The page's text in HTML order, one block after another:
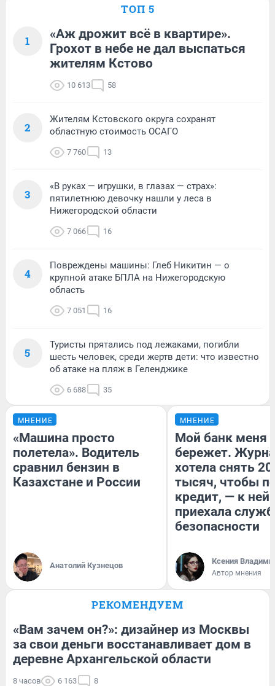
ТОП 5
1
«Аж дрожит всё в квартире».
Грохот в небе не дал выспаться
жителям Кстово
10 613 58
2
Жителям Кстовского округа сохранят
областную стоимость ОСАГО
7 760 13
3
«В руках — игрушки, в глазах — страх»:
пятилетнюю девочку нашли у леса в
Нижегородской области
7 066 16
4
Повреждены машины: Глеб Никитин — о
крупной атаке БПЛА на Нижегородскую
область
7 051 16
5
Туристы прятались под лежаками, погибли
шесть человек, среди жертв дети: что известно
об атаке на пляж в Геленджике
6 688 35
МНЕНИЕ
«Машина просто
полетела». Водитель
сравнил бензин в
Казахстане и России
Анатолий Кузнецов
МНЕНИЕ
Мой банк меня
бережет.
хотела снять
тысяч, чтобы
кредит, — к
приехала
безопасности
Ксения
Автор мнения
РЕКОМЕНДУЕМ
«Вам зачем он?»: дизайнер из Москвы
за свои деньги восстанавливает дом в
деревне Архангельской области
8 часов 6 163 8